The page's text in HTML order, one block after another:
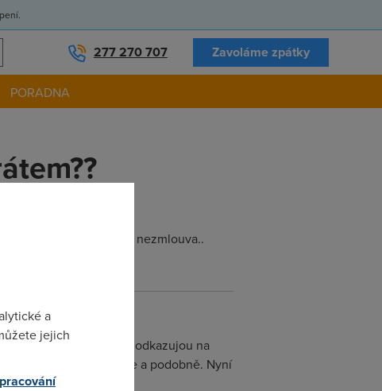
277 270 707 Zavoláme zpátky
PORADNA
a tiskali se me moc nezmlouva..
společnost, kde se furt odkazujou na
projevovat agregace a podobně. Nyní
a
jejich